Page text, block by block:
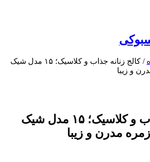
/ کالج زنانه جذاب و کلاسیک؛ ۱۵ مدل شیک
و زیبا
کالج زنانه جذاب و کلاسیک؛ ۱۵ مدل شیک
مدرن و زیبا